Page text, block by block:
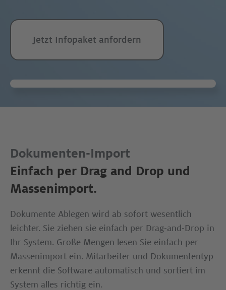
Jetzt Infopaket anfordern
Dokumenten-Import
Einfach per Drag and Drop und
Massenimport​.
Dokumente Ablegen wird ab sofort wesentlich
leichter. Sie ziehen sie einfach per Drag-and-Drop in
Ihr System. Große Mengen lesen Sie einfach per
Massenimport ein. Mitarbeiter und Dokumententyp
erkennt die Software automatisch und sortiert im
System alles richtig ein.